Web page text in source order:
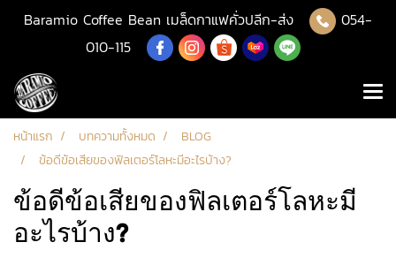
Baramio Coffee Bean เมล็ดกาแฟคั่วปลีก-ส่ง
054-
010-115
หน้าแรก บทความทั้งหมด
BLOG
ข้อดีข้อเสียของฟิลเตอร์โลหะมีอะไรบ้าง?
ข้อดีข้อเสียของฟิลเตอร์โลหะมี
อะไรบ้าง?